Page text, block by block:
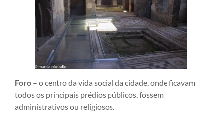
Foro – o centro da vida social da cidade, onde ficavam
todos os principais prédios públicos, fossem
administrativos ou religiosos.